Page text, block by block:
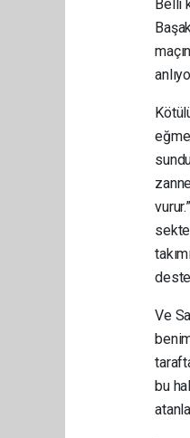
Belli
Ve
bu